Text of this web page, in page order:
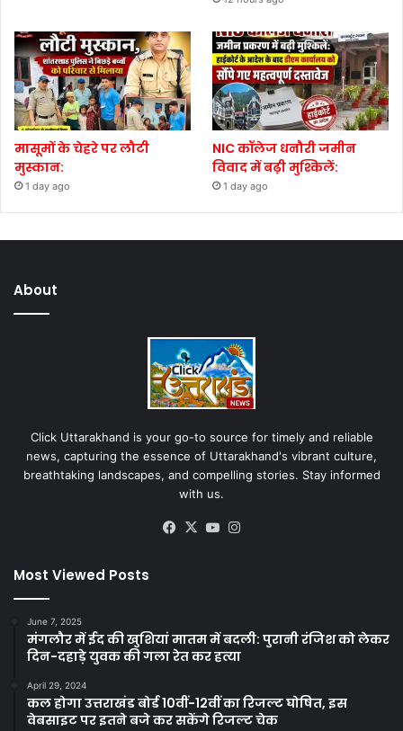
मासूमों के चेहरे पर लौटी
मुस्कान:
1 day ago
NIC कॉलेज धनौरी जमीन
विवाद में बढ़ी मुश्किलें:
1 day ago
About
Click Uttarakhand is your go-to source for timely and reliable
news, capturing the essence of Uttarakhand's vibrant culture,
breathtaking landscapes, and compelling stories. Stay informed
with us.
Facebook
X YouTube
Most Viewed Posts
June 7, 2025
मंगलौर में ईद की खुशियां मातम में बदली: पुरानी रंजिश को लेकर
दिन-दहाड़े युवक की गला रेत कर हत्या
April 29, 2024
कल होगा उत्तराखंड बोर्ड 10वीं-12वीं का रिजल्ट घोषित, इस
वेबसाइट पर इतने बजे कर सकेंगे रिजल्ट चेक